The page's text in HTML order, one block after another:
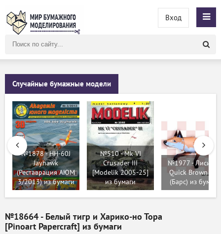
сайту
Вход
Случайные бумажные модели
№1878 - HH-60J
Jayhawk
(Реставрация АЮМ
3/2013) из бумаги
№510 - Mk VI
Crusader III
[Modelik 2005-25]
из бумаги
№1977 - Лисица
Quick Brown Fox
(Барс) из бумаги
№18664 - Белый тигр и Харико-но Тора
[Pinoart Papercraft] из бумаги